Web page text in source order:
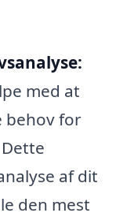
med at
behov for
af dit
den mest